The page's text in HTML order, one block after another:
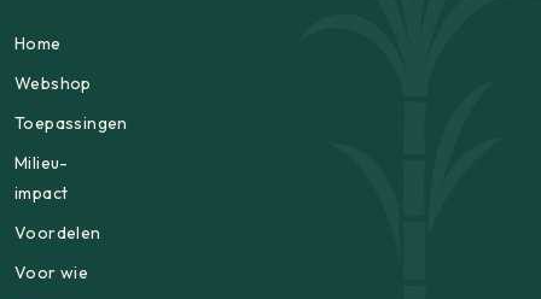
Home
Webshop
Toepassingen
Milieu-
impact
Voordelen
Voor wie